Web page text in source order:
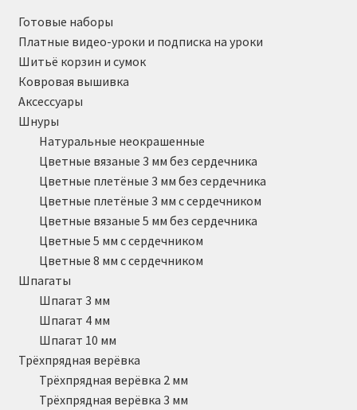
Готовые наборы
Платные видео-уроки и подписка на уроки
Шитьё корзин и сумок
Ковровая вышивка
Аксессуары
Шнуры
Натуральные неокрашенные
Цветные вязаные 3 мм без сердечника
Цветные плетёные 3 мм без сердечника
Цветные плетёные 3 мм с сердечником
Цветные вязаные 5 мм без сердечника
Цветные 5 мм с сердечником
Цветные 8 мм с сердечником
Шпагаты
Шпагат 3 мм
Шпагат 4 мм
Шпагат 10 мм
Трёхпрядная верёвка
Трёхпрядная верёвка 2 мм
Трёхпрядная верёвка 3 мм